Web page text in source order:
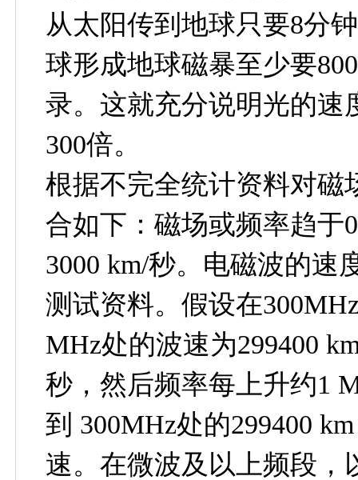
从太阳传到地球只要8分
球形成地球磁暴至少要
录。这就充分说明光的速
300倍。
根据不完全统计资料对磁
合如下：磁场或频率趋于
3000 km/秒。电磁波的
测试资料。假设在
MHz处的波速为299400
秒，然后频率每上升约1
到 300MHz处的299400
速。在微波及以上频段，